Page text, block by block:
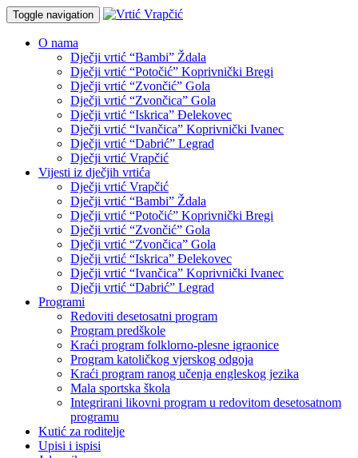
Toggle navigation
O nama
Dječji vrtić “Bambi” Ždala
Dječji vrtić “Potočić” Koprivnički Bregi
Dječji vrtić “Zvončić” Gola
Dječji vrtić “Zvončica” Gola
Dječji vrtić “Iskrica” Đelekovec
Dječji vrtić “Ivančica” Koprivnički Ivanec
Dječji vrtić “Dabrić” Legrad
Dječji vrtić Vrapčić
Vijesti iz dječjih vrtića
Dječji vrtić Vrapčić
Dječji vrtić “Bambi” Ždala
Dječji vrtić “Potočić” Koprivnički Bregi
Dječji vrtić “Zvončić” Gola
Dječji vrtić “Zvončica” Gola
Dječji vrtić “Iskrica” Đelekovec
Dječji vrtić “Ivančica” Koprivnički Ivanec
Dječji vrtić “Dabrić” Legrad
Programi
Redoviti desetosatni program
Program predškole
Kraći program folklorno-plesne igraonice
Program katoličkog vjerskog odgoja
Kraći program ranog učenja engleskog jezika
Mala sportska škola
Integrirani likovni program u redovitom desetosatnom
programu
Kutić za roditelje
Upisi i ispisi